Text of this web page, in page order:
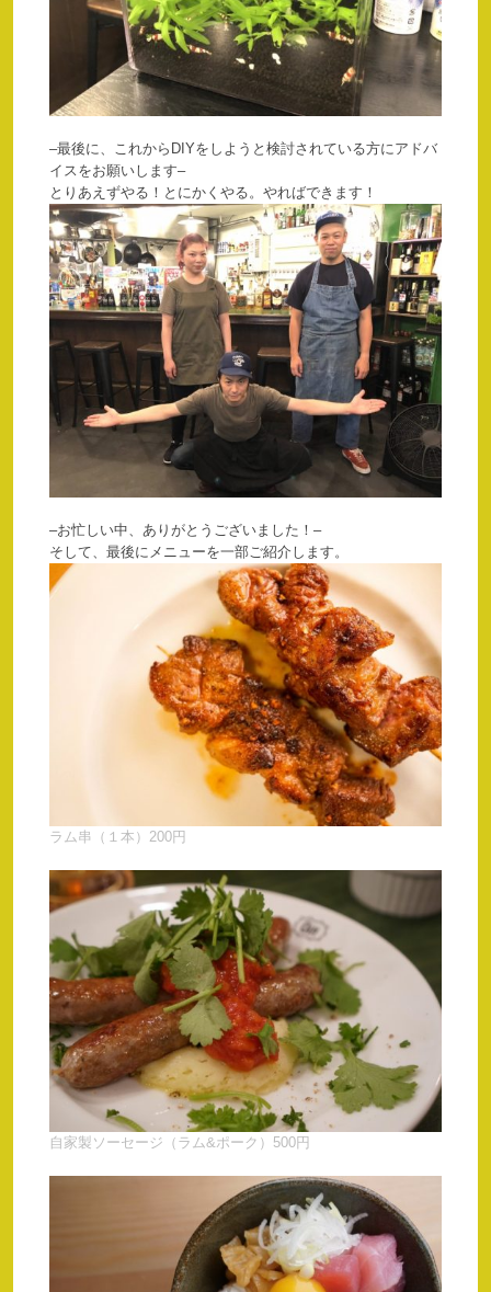
–最後に、これからDIYをしようと検討されている方にアドバ
イスをお願いします–
とりあえずやる！とにかくやる。やればできます！
–お忙しい中、ありがとうございました！–
そして、最後にメニューを一部ご紹介します。
ラム串（１本）200円
自家製ソーセージ（ラム&ポーク）500円